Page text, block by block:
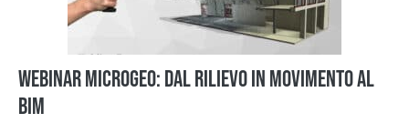
WEBINAR MICROGEO: Dal rilievo in movimento al
BIM